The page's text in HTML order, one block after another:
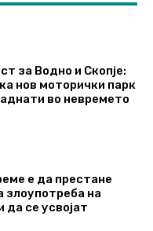
за Водно и Скопје:
нов моторички парк
во невремето
е да престане
злоупотреба на
да се усвојат